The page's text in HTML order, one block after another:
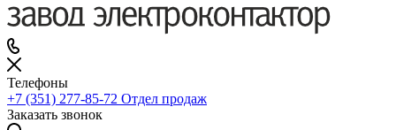
Телефоны
+7 (351) 277-85-72 Отдел продаж
Заказать звонок